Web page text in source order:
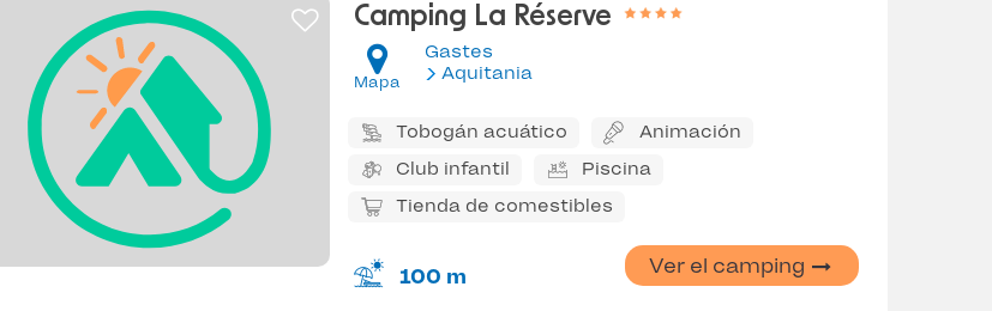
Camping La Réserve
Mapa
Gastes
Aquitania
Tobogán acuático
Animación
Club infantil
Piscina
Tienda de comestibles
100 m Ver el camping